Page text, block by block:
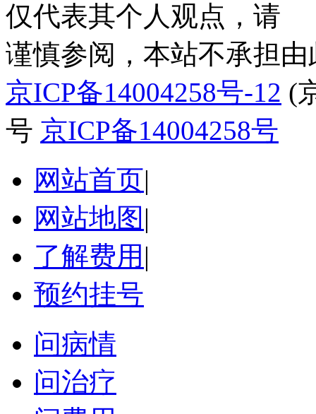
仅代表其个人观点，请
谨慎参阅，本站不承担
京ICP备14004258号-12 (
号 京ICP备14004258号
网站首页|
网站地图 |
了解费用 |
预约挂号
问病情
问治疗